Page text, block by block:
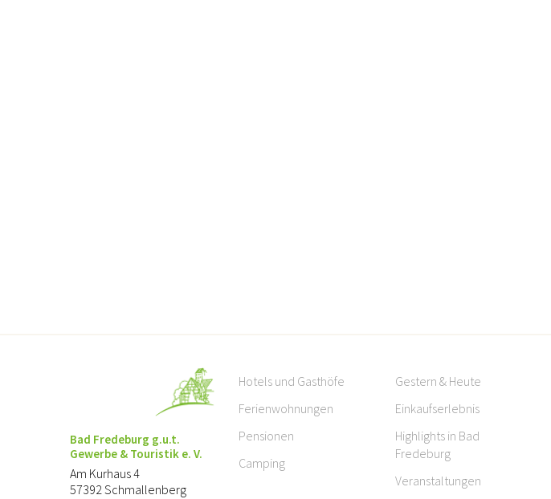
Bad Fredeburg g.u.t.
Gewerbe & Touristik e. V.
Am Kurhaus 4
57392 Schmallenberg
Hotels und Gasthöfe
Ferienwohnungen
Pensionen
Camping
Gestern & Heute
Einkaufserlebnis
Highlights in Bad
Fredeburg
Veranstaltungen